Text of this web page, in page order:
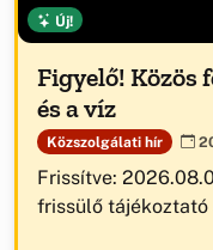
Új!
Figyelő! Közös
és a víz
Közszolgálati hír
Frissítve:
frissülő tájékoztató